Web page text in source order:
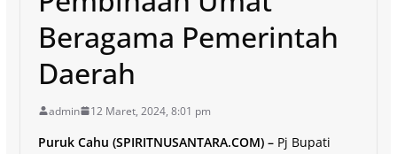
Beragama Pemerintah
Daerah
admin 12 Maret, 2024, 8:01 pm
Puruk Cahu (SPIRITNUSANTARA.COM) –Pj Bupati